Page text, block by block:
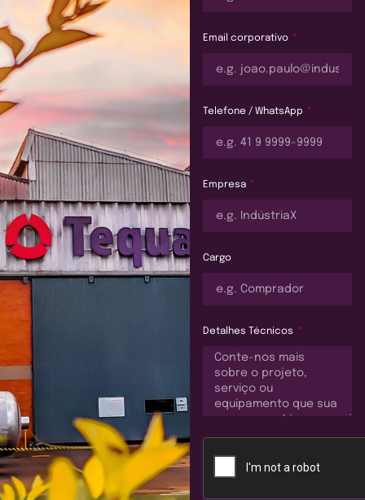
Email corporativo
Telefone / WhatsApp
Empresa
Cargo
Detalhes Técnicos